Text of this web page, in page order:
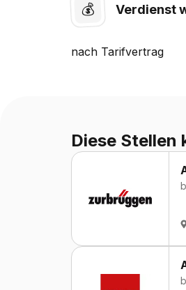
💰 Verdienst
nach Tarifvertrag
Diese Stellen